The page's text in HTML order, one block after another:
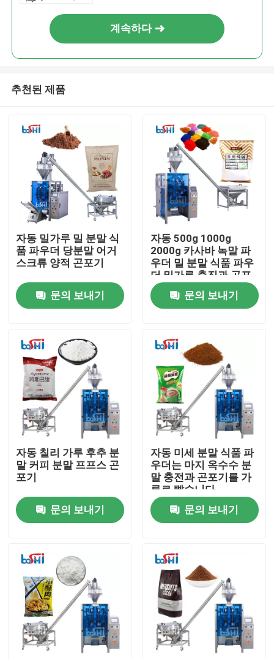
홈
회사 소개
접촉
제품 소개
분말 포장기
수직 곤포기
분말 충전 기계
스낵 곤포기
냉동 식품 곤포기
계속하다
추천된 제품
자동 밀가루 밀 분말 식
품 파우더 당분말 어거
스크류 양적 곤포기
문의 보내기
자동 500g 1000g
2000g 카사바 녹말 파
우더 밀 분말 식품 파우
더 밀가루 충진과 곤포
기
문의 보내기
자동 칠리 가루 후추 분
말 커피 분말 프프스 곤
포기
문의 보내기
자동 미세 분말 식품 파
우더는 마지 옥수수 분
말 충전과 곤포기를 가
루로 빻습니다
문의 보내기